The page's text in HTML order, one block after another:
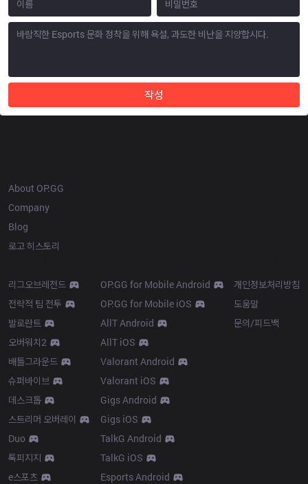
작성
About OP.GG
Company
Blog
로고 히스토리
리그오브레전드
전략적 팀 전투
발로란트
오버워치2
배틀그라운드
슈퍼바이브
데스크톱
스트리머 오버레이
Duo
톡피지지
e스포츠
OP.GG for Mobile Android
OP.GG for Mobile iOS
AllT Android
AllT iOS
Valorant Android
Valorant iOS
Gigs Android
Gigs iOS
TalkG Android
TalkG iOS
Esports Android
개인정보처리방침
도움말
문의/피드백